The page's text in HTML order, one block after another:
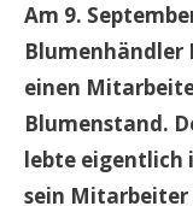
Am 9.
Blumenhändler
einen
Blumenstand.
lebte eigentlich
sein Mitarbeiter